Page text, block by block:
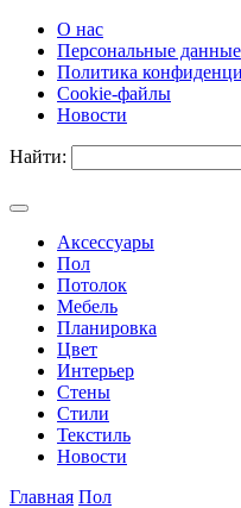
О нас
Персональные данные
Политика
Cookie-файлы
Новости
Найти:
Аксессуары
Пол
Потолок
Мебель
Планировка
Цвет
Интерьер
Стены
Стили
Текстиль
Новости
Главная Пол